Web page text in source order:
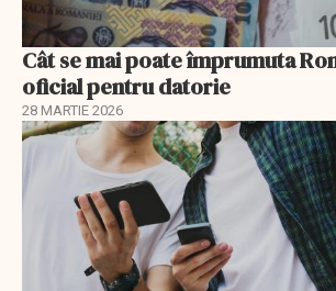
Cât se mai poate împrumuta
oficial pentru datorie
28 MARTIE 2026